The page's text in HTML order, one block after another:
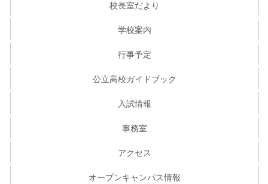
校長室だより
学校案内
行事予定
公立高校ガイドブック
入試情報
事務室
アクセス
オープンキャンパス情報